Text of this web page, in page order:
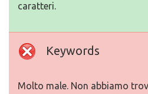
caratteri.
Keywords
Molto male. Non abbiamo